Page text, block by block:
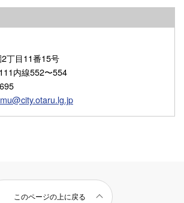
2丁目11番15号
内線552〜554
このページの上に戻る